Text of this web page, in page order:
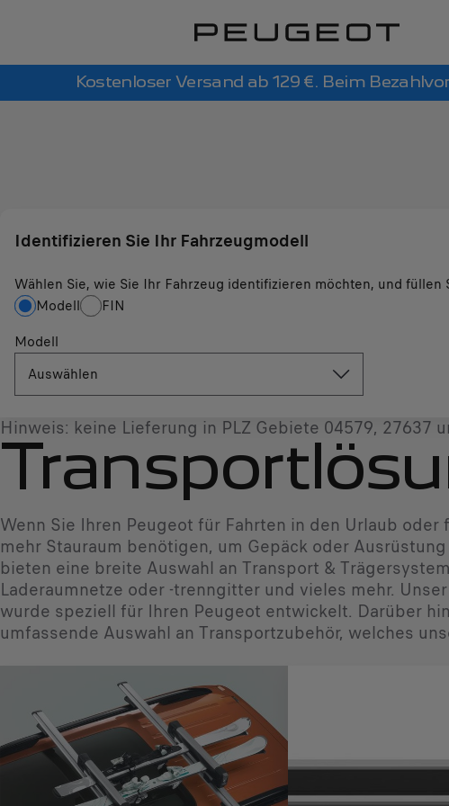
Kostenloser Versand ab 129 €. Beim
Identifizieren Sie Ihr Fahrzeugmodell
Wählen Sie, wie Sie Ihr Fahrzeug identifizieren möchten, und
Modell
FIN
Modell
Auswählen
Hinweis: keine Lieferung in PLZ Gebiete 04579, 27637
Wenn Sie Ihren Peugeot für Fahrten in den Urlaub
mehr Stauraum benötigen, um Gepäck oder
bieten eine breite Auswahl an Transport &
Laderaumnetze oder -trenngitter und vieles mehr.
wurde speziell für Ihren Peugeot entwickelt. Darüber
umfassende Auswahl an Transportzubehör, welches